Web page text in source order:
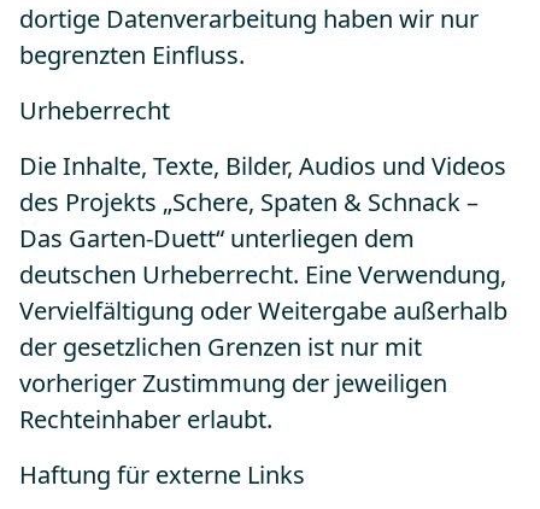
dortige Datenverarbeitung haben wir nur
begrenzten Einfluss.
Urheberrecht
Die Inhalte, Texte, Bilder, Audios und Videos
des Projekts „Schere, Spaten & Schnack –
Das Garten-Duett“ unterliegen dem
deutschen Urheberrecht. Eine Verwendung,
Vervielfältigung oder Weitergabe außerhalb
der gesetzlichen Grenzen ist nur mit
vorheriger Zustimmung der jeweiligen
Rechteinhaber erlaubt.
Haftung für externe Links